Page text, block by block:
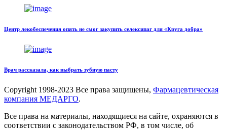
Центр лекобеспечения опять не смог закупить селексипаг для «Круга добра»
Врач рассказала, как выбрать зубную пасту
Copyright 1998-2023 Все права защищены, Фармацевтическая
компания МЕДАРГО.
Все права на материалы, находящиеся на сайте, охраняются в
соответствии с законодательством РФ, в том числе, об